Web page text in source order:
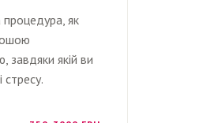
процедура, як
якій ви
стресу.